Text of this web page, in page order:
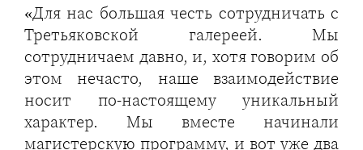
«Для нас большая честь сотрудничать с
Третьяковской галереей. Мы
сотрудничаем давно, и, хотя говорим об
этом нечасто, наше взаимодействие
носит по-настоящему уникальный
характер. Мы вместе начинали
магистерскую программу, и вот уже два